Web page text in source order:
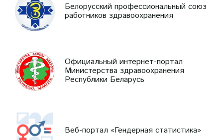
Белорусский профессиональный союз
работников здравоохранения
Официальный интернет-портал
Министерства здравоохранения
Республики Беларусь
Веб-портал «Гендерная статистика»